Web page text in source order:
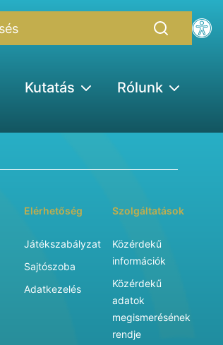
Kutatás
Rólunk
Elérhetőség
Játékszabályzat
Sajtószoba
Adatkezelés
Szolgáltatások
Közérdekű
információk
Közérdekű
adatok
megismerésének
rendje